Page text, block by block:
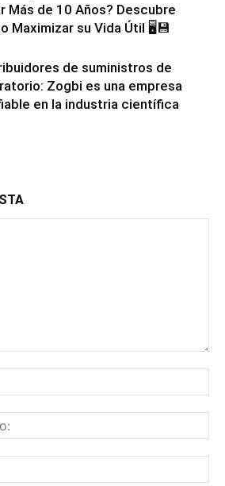
Más de 10 Años? Descubre
Maximizar su Vida Útil 🖥️💾
de suministros de
Zogbi es una empresa
en la industria científica